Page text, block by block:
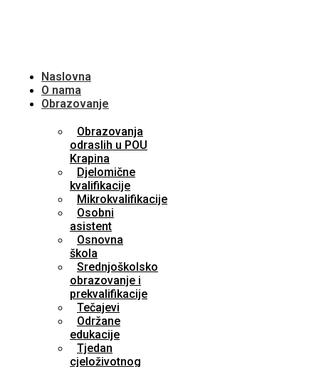
Naslovna
O nama
Obrazovanje
Obrazovanja
odraslih u POU
Krapina
Djelomične
kvalifikacije
Mikrokvalifikacije
Osobni
asistent
Osnovna
škola
Srednjoškolsko
obrazovanje i
prekvalifikacije
Tečajevi
Održane
edukacije
Tjedan
cjeloživotnog